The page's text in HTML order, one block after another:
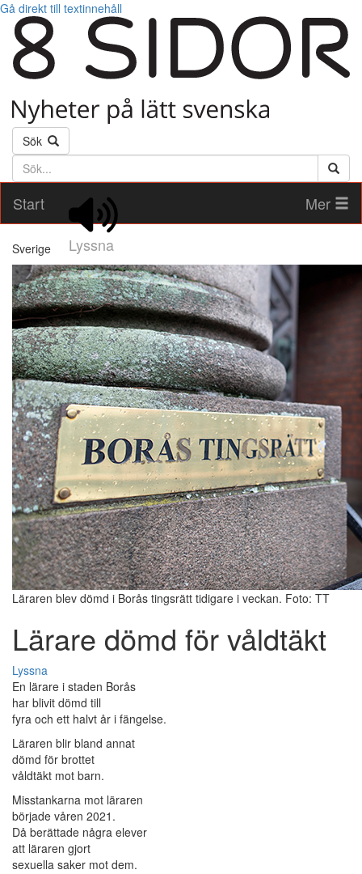
Gå direkt till textinnehåll
Sök
Söktext
Start
Lyssna
Mer
Sverige
Läraren blev dömd i Borås tingsrätt tidigare i veckan. Foto: TT
Lärare dömd för våldtäkt
Lyssna
En lärare i staden Borås
har blivit dömd till
fyra och ett halvt år i fängelse.
Läraren blir bland annat
dömd för brottet
våldtäkt mot barn.
Misstankarna mot läraren
började våren 2021.
Då berättade några elever
att läraren gjort
sexuella saker mot dem.